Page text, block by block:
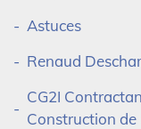
Astuces
Renaud
CG2I
Construction